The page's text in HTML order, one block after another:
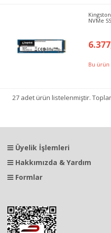
NVMe
Bu
27 adet ürün listelenmiştir.
Üyelik İşlemleri
Hakkımızda & Yardım
Formlar